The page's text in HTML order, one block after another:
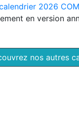
2026
en version
nos autres